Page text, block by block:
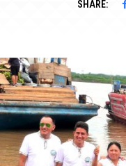
SHARE: